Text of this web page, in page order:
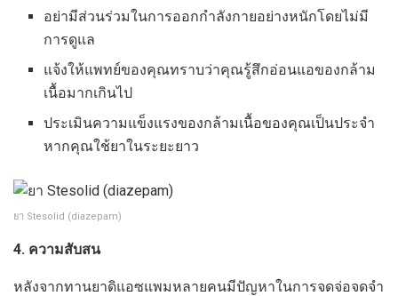
อย่ามีส่วนร่วมในการออกกำลังกายอย่างหนักโดยไม่มี
การดูแล
แจ้งให้แพทย์ของคุณทราบว่าคุณรู้สึกอ่อนแอของกล้าม
เนื้อมากเกินไป
ประเมินความแข็งแรงของกล้ามเนื้อของคุณเป็นประจำ
หากคุณใช้ยาในระยะยาว
ยา Stesolid (diazepam)
4. ความสับสน
หลังจากทานยาดิแอซแพมหลายคนมีปัญหาในการจดจ่อจดจำ